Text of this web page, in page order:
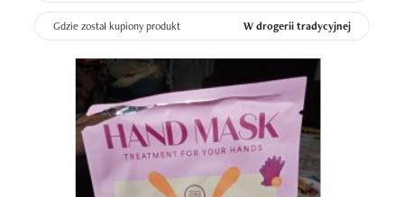
Gdzie został kupiony produkt W drogerii tradycyjnej